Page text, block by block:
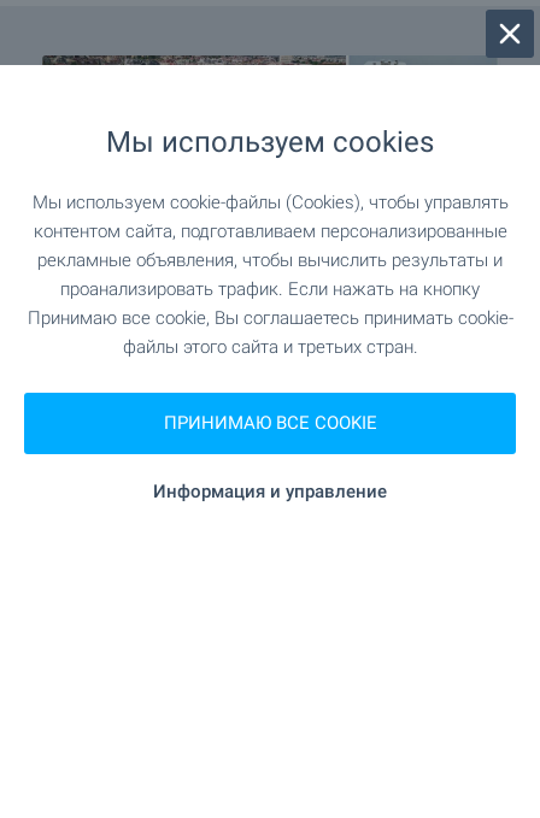
Добро пожаловать на видео
осмотр недвижимости!
недвижимости с видеоклипом, со всей уголков
Мы используем cookies
Мы используем cookie-файлы (Cookies), чтобы управлять
контентом сайта, подготавливаем персонализированные
рекламные объявления, чтобы вычислить результаты и
проанализировать трафик. Если нажать на кнопку
Принимаю все cookie, Вы соглашаетесь принимать cookie-
файлы этого сайта и третьих стран.
ПРИНИМАЮ ВСЕ COOKIE
Информация и управление